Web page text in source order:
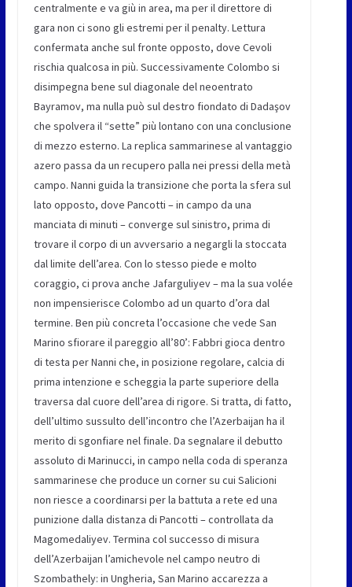
centralmente e va giù in area, ma per il direttore di
gara non ci sono gli estremi per il penalty. Lettura
confermata anche sul fronte opposto, dove Cevoli
rischia qualcosa in più. Successivamente Colombo si
disimpegna bene sul diagonale del neoentrato
Bayramov, ma nulla può sul destro fiondato di Dadaşov
che spolvera il “sette” più lontano con una conclusione
di mezzo esterno. La replica sammarinese al vantaggio
azero passa da un recupero palla nei pressi della metà
campo. Nanni guida la transizione che porta la sfera sul
lato opposto, dove Pancotti – in campo da una
manciata di minuti – converge sul sinistro, prima di
trovare il corpo di un avversario a negargli la stoccata
dal limite dell’area. Con lo stesso piede e molto
coraggio, ci prova anche Jafarguliyev – ma la sua volée
non impensierisce Colombo ad un quarto d’ora dal
termine. Ben più concreta l’occasione che vede San
Marino sfiorare il pareggio all’80’: Fabbri gioca dentro
di testa per Nanni che, in posizione regolare, calcia di
prima intenzione e scheggia la parte superiore della
traversa dal cuore dell’area di rigore. Si tratta, di fatto,
dell’ultimo sussulto dell’incontro che l’Azerbaijan ha il
merito di sgonfiare nel finale. Da segnalare il debutto
assoluto di Marinucci, in campo nella coda di speranza
sammarinese che produce un corner su cui Salicioni
non riesce a coordinarsi per la battuta a rete ed una
punizione dalla distanza di Pancotti – controllata da
Magomedaliyev. Termina col successo di misura
dell’Azerbaijan l’amichevole nel campo neutro di
Szombathely: in Ungheria, San Marino accarezza a